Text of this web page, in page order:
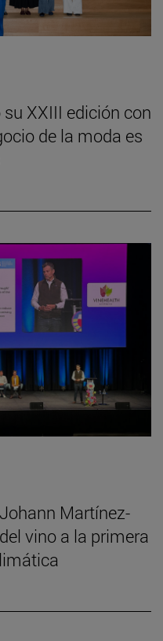
XXIII edición con
de la moda es
Martínez-
vino a la primera